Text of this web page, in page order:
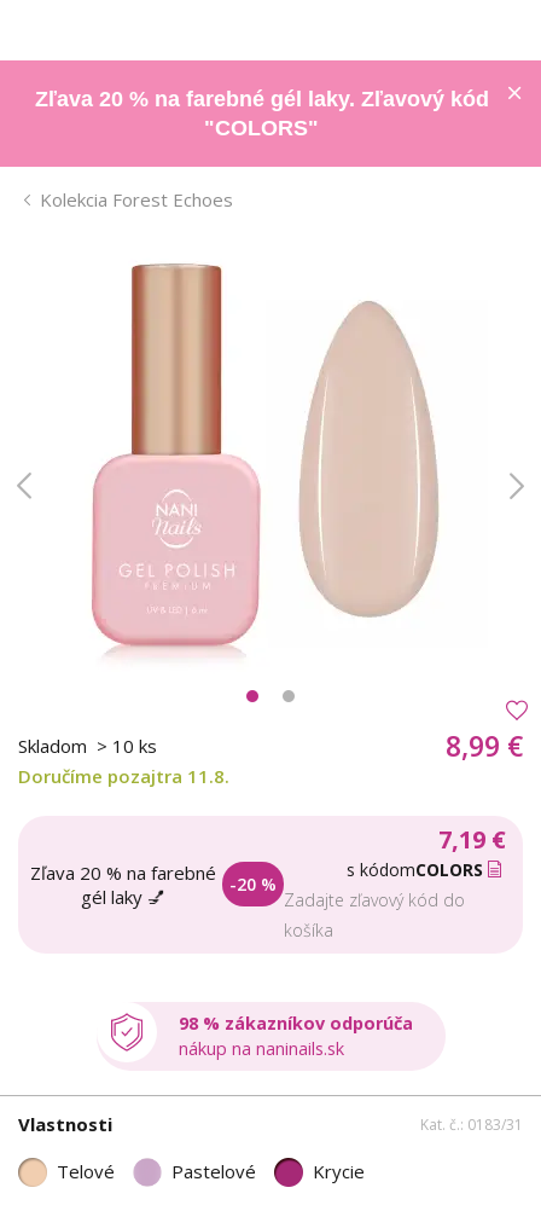
Zľava 20 % na farebné gél laky. Zľavový kód
"COLORS"
Kolekcia Forest Echoes
Skladom > 10 ks
Doručíme pozajtra 11.8.
8,99 €
Zľava 20 % na farebné
gél laky 💅
-20 %
7,19 €
s kódomCOLORS
Zadajte zľavový kód do
košíka
98 % zákazníkov odporúča
nákup na naninails.sk
Vlastnosti Kat. č.: 0183/31
Telové Pastelové Krycie